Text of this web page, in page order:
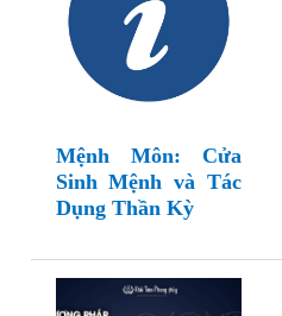
Mệnh Môn: Cửa
Sinh Mệnh và Tác
Dụng Thần Kỳ